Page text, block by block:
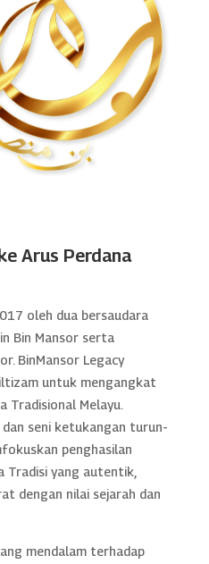
Arus Perdana
oleh dua bersaudara
Bin Mansor serta
BinMansor Legacy
untuk mengangkat
Tradisional Melayu.
seni ketukangan turun-
penghasilan
Tradisi yang autentik,
dengan nilai sejarah dan
mendalam terhadap